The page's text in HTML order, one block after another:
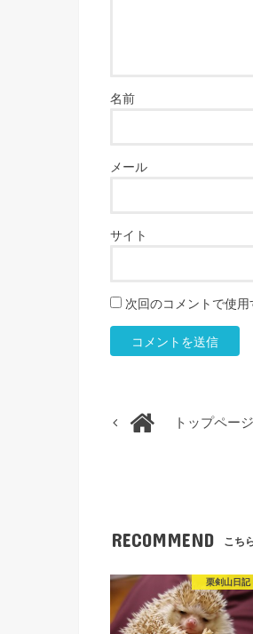
名前
メール
サイト
次回のコメントで使
トップペー
RECOMMEND こち
栗剣山日記